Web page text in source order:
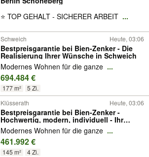
⭐ TOP GEHALT - SICHERER ARBEIT ...
Schweich Heute, 03:06
Bestpreisgarantie bei Bien-Zenker - Die
Realisierung Ihrer Wünsche in Schweich
Modernes Wohnen für die ganze ...
694.484 €
177 m² 5 Zi.
Klüsserath Heute, 03:06
Bestpreisgarantie bei Bien-Zenker -
Hochwertig, modern, individuell - Ihr
Traumhaus in Klüsserath
Modernes Wohnen für die ganze ...
461.992 €
145 m² 4 Zi.